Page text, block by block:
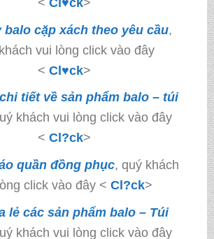
balo cặp xách theo yêu cầu,
vui lòng click vào đây
<Cl♥ck>
tiết về sản phẩm balo – túi
khách vui lòng click vào đây
<Cl?ck>
quần đồng phục, quý khách
click vào đây < Cl?ck>
lẻ các sản phẩm balo – Túi
khách vui lòng click vào đây